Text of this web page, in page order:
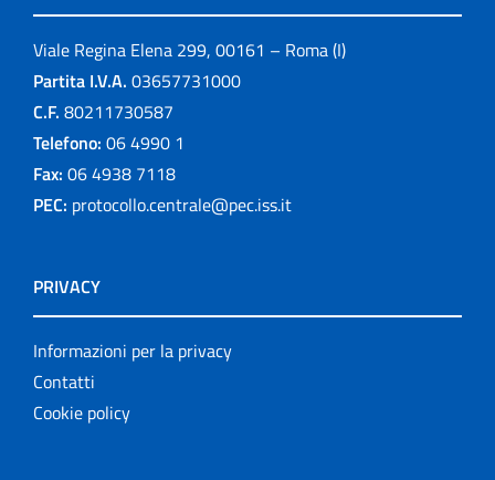
Viale Regina Elena 299, 00161 – Roma (I)
Partita I.V.A. 03657731000
C.F. 80211730587
Telefono: 06 4990 1
Fax: 06 4938 7118
PEC: protocollo.centrale@pec.iss.it
PRIVACY
Informazioni per la privacy
Contatti
Cookie policy